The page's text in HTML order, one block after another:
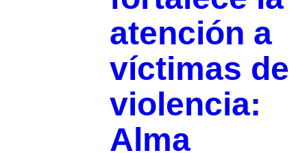
atención a
víctimas de
violencia:
Alma